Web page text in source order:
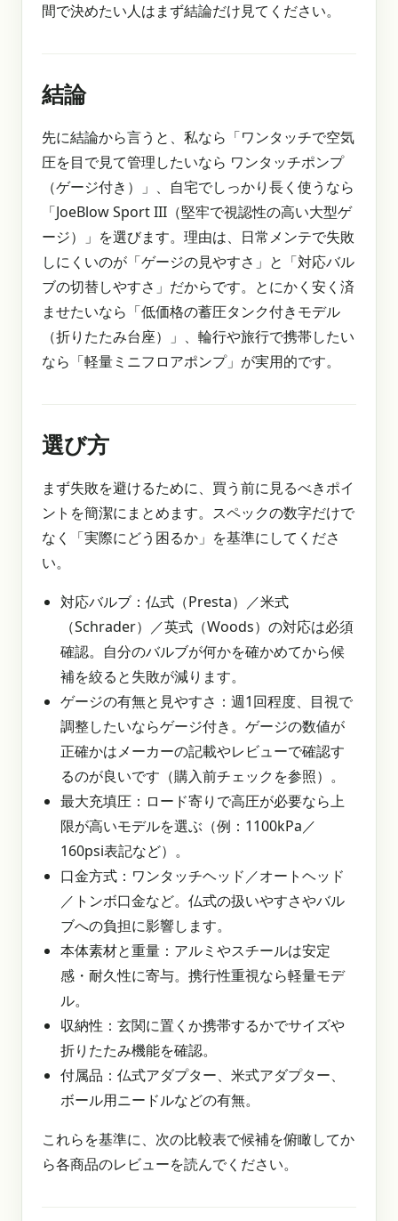
間で決めたい人はまず結論だけ見てください。
結論
先に結論から言うと、私なら「ワンタッチで空気
圧を目で見て管理したいなら ワンタッチポンプ
（ゲージ付き）」、自宅でしっかり長く使うなら
「JoeBlow Sport III（堅牢で視認性の高い大型ゲ
ージ）」を選びます。理由は、日常メンテで失敗
しにくいのが「ゲージの見やすさ」と「対応バル
ブの切替しやすさ」だからです。とにかく安く済
ませたいなら「低価格の蓄圧タンク付きモデル
（折りたたみ台座）」、輪行や旅行で携帯したい
なら「軽量ミニフロアポンプ」が実用的です。
選び方
まず失敗を避けるために、買う前に見るべきポイ
ントを簡潔にまとめます。スペックの数字だけで
なく「実際にどう困るか」を基準にしてくださ
い。
対応バルブ：仏式（Presta）／米式
（Schrader）／英式（Woods）の対応は必須
確認。自分のバルブが何かを確かめてから候
補を絞ると失敗が減ります。
ゲージの有無と見やすさ：週1回程度、目視で
調整したいならゲージ付き。ゲージの数値が
正確かはメーカーの記載やレビューで確認す
るのが良いです（購入前チェックを参照）。
最大充填圧：ロード寄りで高圧が必要なら上
限が高いモデルを選ぶ（例：1100kPa／
160psi表記など）。
口金方式：ワンタッチヘッド／オートヘッド
／トンボ口金など。仏式の扱いやすさやバル
ブへの負担に影響します。
本体素材と重量：アルミやスチールは安定
感・耐久性に寄与。携行性重視なら軽量モデ
ル。
収納性：玄関に置くか携帯するかでサイズや
折りたたみ機能を確認。
付属品：仏式アダプター、米式アダプター、
ボール用ニードルなどの有無。
これらを基準に、次の比較表で候補を俯瞰してか
ら各商品のレビューを読んでください。